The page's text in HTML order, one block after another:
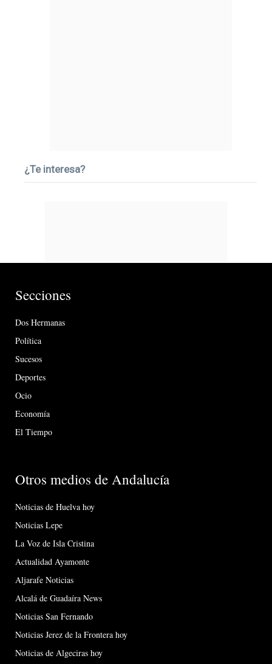
¿Te interesa?
Secciones
Dos Hermanas
Política
Sucesos
Deportes
Ocio
Economía
El Tiempo
Otros medios de Andalucía
Noticias de Huelva hoy
Noticias Lepe
La Voz de Isla Cristina
Actualidad Ayamonte
Aljarafe Noticias
Alcalá de Guadaíra News
Noticias San Fernando
Noticias Jerez de la Frontera hoy
Noticias de Algeciras hoy